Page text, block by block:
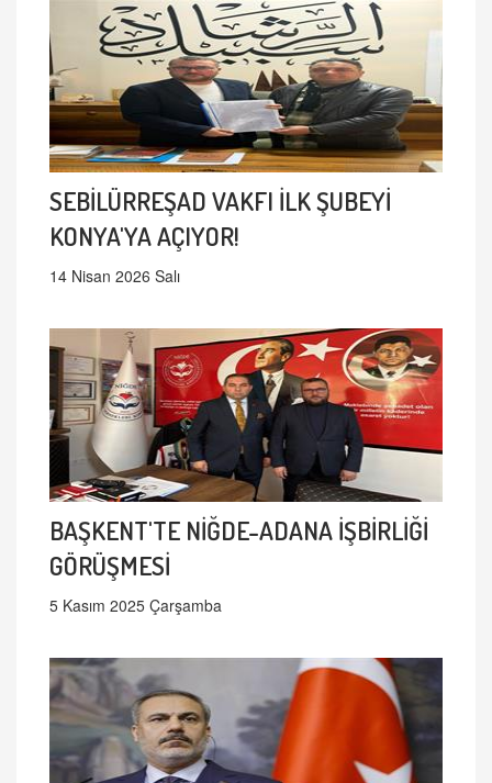
SEBİLÜRREŞAD VAKFI İLK ŞUBEYİ
KONYA'YA AÇIYOR!
14 Nisan 2026 Salı
BAŞKENT'TE NİĞDE-ADANA İŞBİRLİĞİ
GÖRÜŞMESİ
5 Kasım 2025 Çarşamba